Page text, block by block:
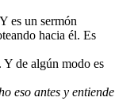
es un sermón
hacia él. Es
de algún modo es
eso antes y entiende